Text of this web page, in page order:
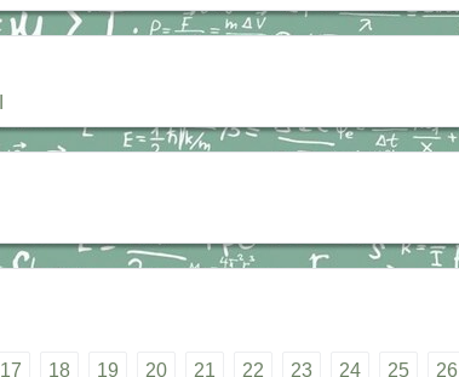
17 18 19 20 21 22 23 24 25 26